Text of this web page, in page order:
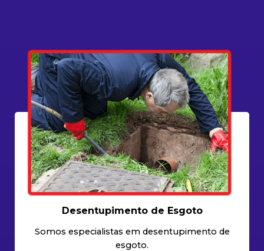
Desentupimento de Esgoto
Somos especialistas em desentupimento de
esgoto.